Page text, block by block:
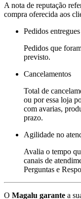
A nota de reputação
compra oferecida aos
Pedidos
Pedidos que
previsto.
Cancelamentos
Total de
ou por essa loja
com avarias,
prazo.
Agilidade no
Avalia o tempo
canais de
Perguntas e
O Magalu garante a